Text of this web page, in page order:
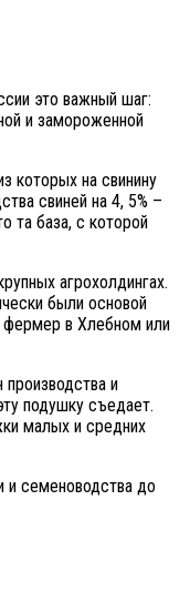
это важный шаг:
и замороженной
которых на свинину
свиней на 4, 5% –
та база, с которой
агрохолдингах.
были основой
фермер в Хлебном или
и
подушку съедает.
малых и средних
и семеноводства до